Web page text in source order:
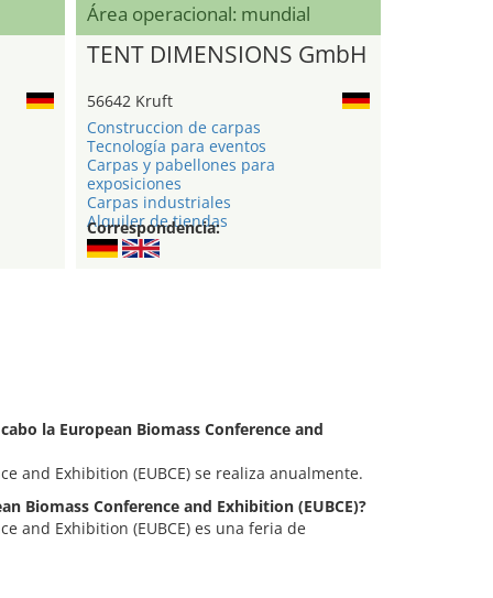
Área operacional: mundial
TENT DIMENSIONS GmbH
56642 Kruft
Construccion de carpas
Tecnología para eventos
Carpas y pabellones para
exposiciones
Carpas industriales
Alquiler de tiendas
Correspondencia:
la European Biomass Conference and
and Exhibition (EUBCE) se realiza anualmente.
Biomass Conference and Exhibition (EUBCE)?
and Exhibition (EUBCE) es una feria de